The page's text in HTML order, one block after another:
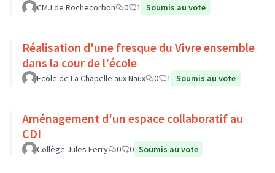
CMJ de Rochecorbon 0 1 Soumis au vote
Réalisation d'une fresque du Vivre ensemble
dans la cour de l'école
Ecole de La Chapelle aux Naux 0 1 Soumis au vote
Aménagement d'un espace collaboratif au
CDI
Collège Jules Ferry 0 0 Soumis au vote